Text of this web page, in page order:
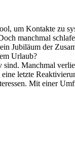
um Kontakte zu
manchmal
Jubiläum der
Urlaub?
Manchmal
letzte
Mit einer